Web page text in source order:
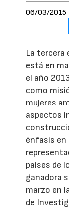
06/03/2015
La tercera
está en
el año
como
mujeres
aspectos
énfasis en
países de
ganadora
marzo en
de